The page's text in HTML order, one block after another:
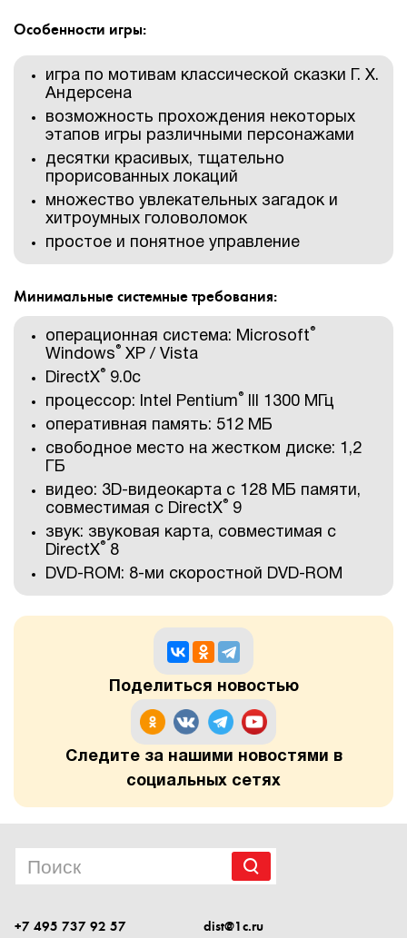
Особенности игры:
игра по мотивам классической сказки Г. Х.
Андерсена
возможность прохождения некоторых
этапов игры различными персонажами
десятки красивых, тщательно
прорисованных локаций
множество увлекательных загадок и
хитроумных головоломок
простое и понятное управление
Минимальные системные требования:
операционная система: Microsoft®
Windows® XP / Vista
DirectX® 9.0с
процессор: Intel Pentium®
III 1300 МГц
оперативная память: 512 МБ
свободное место на жестком диске: 1,2
ГБ
видео: 3D-видеокарта с 128 МБ памяти,
совместимая с DirectX® 9
звук: звуковая карта, совместимая с
DirectX® 8
DVD-ROM: 8-ми скоростной DVD-ROM
Поделиться новостью
Следите за нашими новостями в
социальных сетях
+7 495 737 92 57 dist@1c.ru